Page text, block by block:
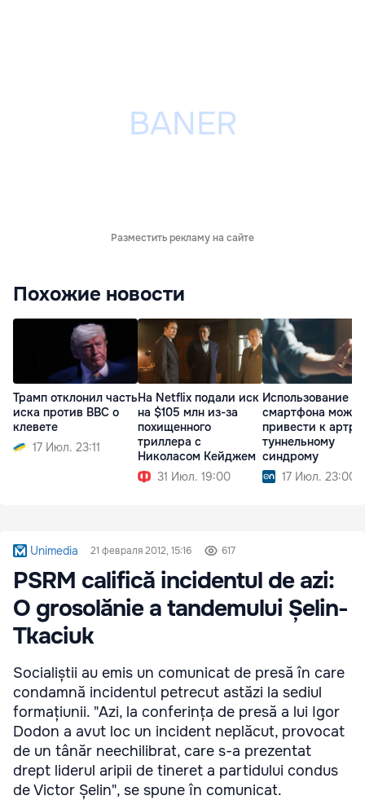
Разместить рекламу на сайте
Похожие новости
Трамп отклонил часть
иска против BBC о
клевете
17 Июл. 23:11
На Netflix подали иск
на $105 млн из-за
похищенного
триллера с
Николасом Кейджем
31 Июл. 19:00
Использование
смартфона может
привести к
туннельному
синдрому
17 Июл. 23:00
Unimedia 21 февраля 2012, 15:16 617
PSRM califică incidentul de azi:
O grosolănie a tandemului Șelin-
Tkaciuk
Socialiștii au emis un comunicat de presă în care
condamnă incidentul petrecut astăzi la sediul
formațiunii. "Azi, la conferința de presă a lui Igor
Dodon a avut loc un incident neplăcut, provocat
de un tânăr neechilibrat, care s-a prezentat
drept liderul aripii de tineret a partidului condus
de Victor Șelin", se spune în comunicat.